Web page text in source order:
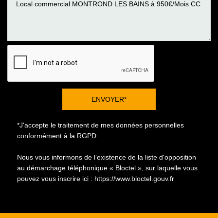
ENVOYER*
*J'accepte le traitement de mes données personnelles
conformément à la RGPD
Nous vous informons de l’existence de la liste d'opposition
au démarchage téléphonique « Bloctel », sur laquelle vous
pouvez vous inscrire ici : https://www.bloctel.gouv.fr